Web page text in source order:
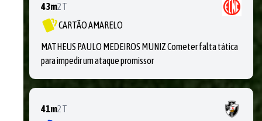
43m2T
CARTÃO AMARELO
MATHEUS PAULO MEDEIROS MUNIZ Cometer falta tática
para impedir um ataque promissor
41m2T